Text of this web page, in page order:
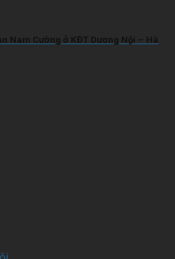
Nam Cường ở KĐT Dương Nội – Hà